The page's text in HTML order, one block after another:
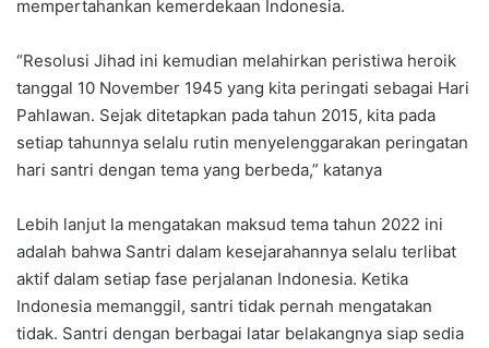
mempertahankan kemerdekaan Indonesia.
“Resolusi Jihad ini kemudian melahirkan peristiwa heroik
tanggal 10 November 1945 yang kita peringati sebagai Hari
Pahlawan. Sejak ditetapkan pada tahun 2015, kita pada
setiap tahunnya selalu rutin menyelenggarakan peringatan
hari santri dengan tema yang berbeda,” katanya
Lebih lanjut Ia mengatakan maksud tema tahun 2022 ini
adalah bahwa Santri dalam kesejarahannya selalu terlibat
aktif dalam setiap fase perjalanan Indonesia. Ketika
Indonesia memanggil, santri tidak pernah mengatakan
tidak. Santri dengan berbagai latar belakangnya siap sedia